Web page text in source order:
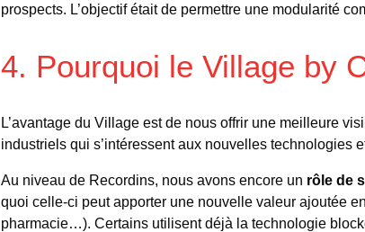
prospects. L’objectif était de permettre une modularité
4. Pourquoi le Village by
L’avantage du Village est de nous offrir une meilleure
industriels qui s’intéressent aux nouvelles technologies
Au niveau de Recordins, nous avons encore un rôle de
quoi celle-ci peut apporter une nouvelle valeur ajoutée
pharmacie…). Certains utilisent déjà la technologie